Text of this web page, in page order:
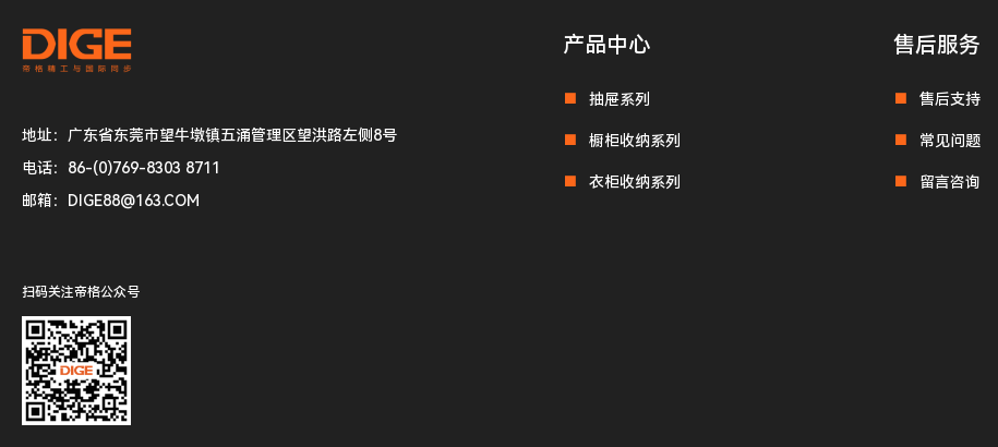
地址：广东省东莞市望牛墩镇五涌管理区望洪路左侧8号
电话：86-(0)769-8303 8711
邮箱：DIGE88@163.COM
扫码关注帝格公众号
产品中心
抽屉系列
橱柜收纳系列
衣柜收纳系列
售后服务
售后支持
常见问题
留言咨询